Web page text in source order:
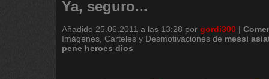
Ya, seguro...
Añadido 25.06.2011 a las 13:28 por gordi300 |
Imágenes, Carteles y Desmotivaciones de messi
pene heroes dios